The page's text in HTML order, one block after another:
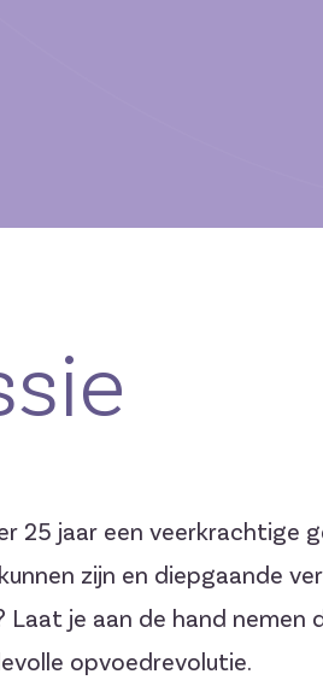
25 jaar een veerkrachtige
zijn en diepgaande
Laat je aan de hand nemen
opvoedrevolutie.